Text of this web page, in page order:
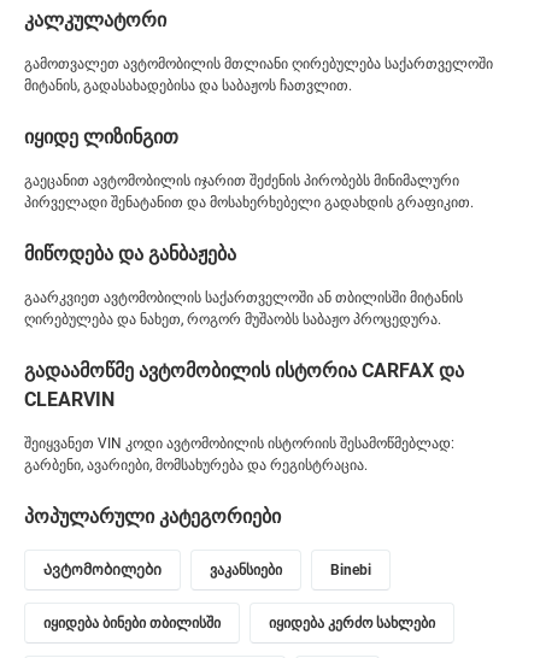
კალკულატორი
გამოთვალეთ ავტომობილის მთლიანი ღირებულება საქართველოში
მიტანის, გადასახადებისა და საბაჟოს ჩათვლით.
იყიდე ლიზინგით
გაეცანით ავტომობილის იჯარით შეძენის პირობებს მინიმალური
პირველადი შენატანით და მოსახერხებელი გადახდის გრაფიკით.
მიწოდება და განბაჟება
გაარკვიეთ ავტომობილის საქართველოში ან თბილისში მიტანის
ღირებულება და ნახეთ, როგორ მუშაობს საბაჟო პროცედურა.
გადაამოწმე ავტომობილის ისტორია CARFAX და
CLEARVIN
შეიყვანეთ VIN კოდი ავტომობილის ისტორიის შესამოწმებლად:
გარბენი, ავარიები, მომსახურება და რეგისტრაცია.
პოპულარული კატეგორიები
Ავტომობილები ვაკანსიები Binebi
იყიდება ბინები თბილისში იყიდება კერძო სახლები